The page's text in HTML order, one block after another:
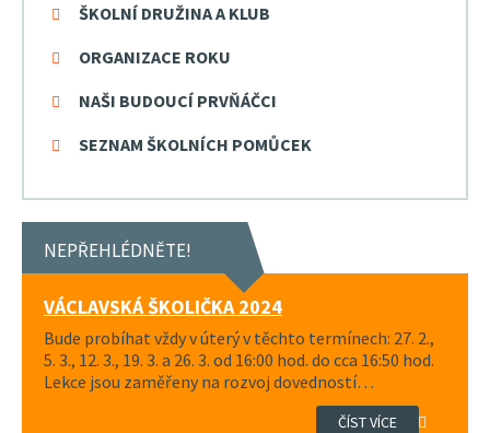
ŠKOLNÍ DRUŽINA A KLUB
ORGANIZACE ROKU
NAŠI BUDOUCÍ PRVŇÁČCI
SEZNAM ŠKOLNÍCH POMŮCEK
NEPŘEHLÉDNĚTE!
VÁCLAVSKÁ ŠKOLIČKA 2024
Bude probíhat vždy v úterý v těchto termínech: 27. 2.,
5. 3., 12. 3., 19. 3. a 26. 3. od 16:00 hod. do cca 16:50 hod.
Lekce jsou zaměřeny na rozvoj dovedností…
ČÍST VÍCE